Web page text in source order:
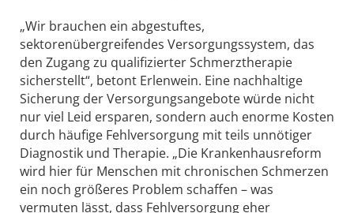
„Wir brauchen ein abgestuftes,
sektorenübergreifendes Versorgungssystem, das
den Zugang zu qualifizierter Schmerztherapie
sicherstellt“, betont Erlenwein. Eine nachhaltige
Sicherung der Versorgungsangebote würde nicht
nur viel Leid ersparen, sondern auch enorme Kosten
durch häufige Fehlversorgung mit teils unnötiger
Diagnostik und Therapie. „Die Krankenhausreform
wird hier für Menschen mit chronischen Schmerzen
ein noch größeres Problem schaffen – was
vermuten lässt, dass Fehlversorgung eher